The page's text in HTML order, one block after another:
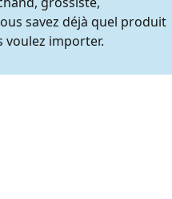
savez déjà quel produit
voulez importer.